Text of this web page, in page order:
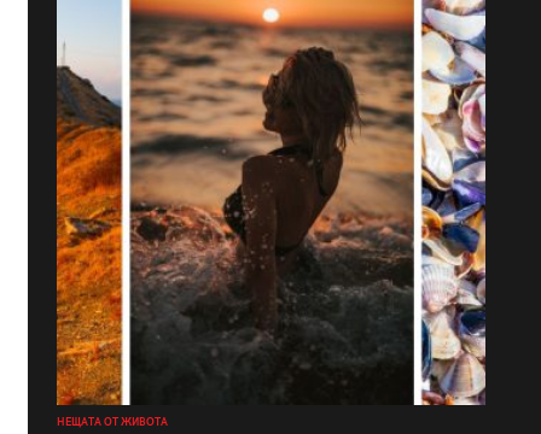
НЕЩАТА ОТ ЖИВОТА